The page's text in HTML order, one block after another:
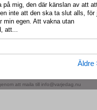
på mig, den där känslan av att
inte att den ska ta slut alls, för
min egen. Att vakna utan
att...
Äldre
att maila till info@varjedag.nu